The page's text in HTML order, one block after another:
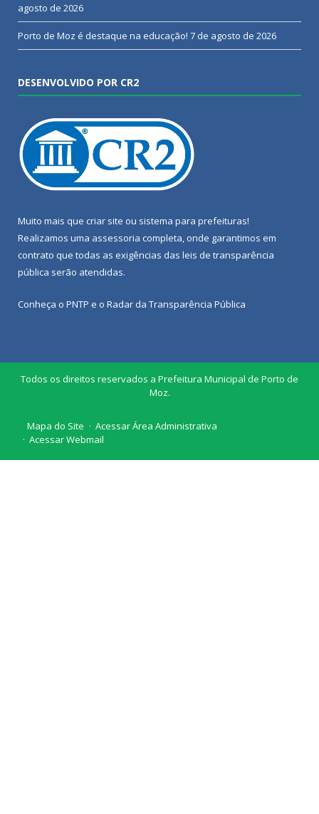
agosto de 2026
Porto de Moz é destaque na educação! 7 de agosto de 2026
DESENVOLVIDO POR CR2
Muito mais que criar site ou sistema para prefeituras!
Realizamos uma assessoria completa, onde garantimos em
contrato que todas as exigências das leis de transparência
pública serão atendidas.
Conheça o PNTP e o Radar da Transparência Pública
Todos os direitos reservados a Prefeitura Municipal de Porto de
Moz.
Mapa do Site
Acessar Área Administrativa
Acessar Webmail